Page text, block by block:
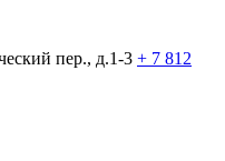
пер., д.1-3 + 7 812